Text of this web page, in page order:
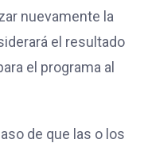
nuevamente la
el resultado
el programa al
de que las o los